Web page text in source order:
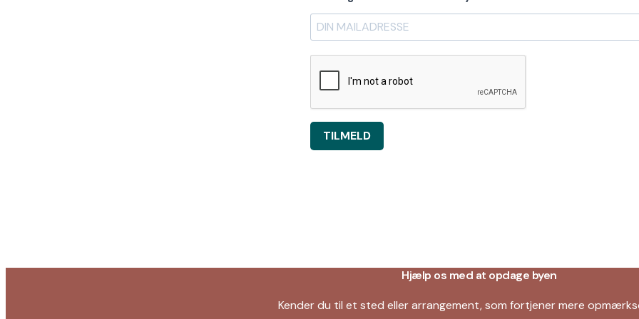
TILMELD
Hjælp os med at opdage byen
Kender du til et sted eller arrangement, som fortjener mere